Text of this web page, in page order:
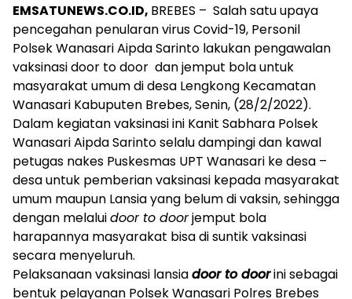
EMSATUNEWS.CO.ID, BREBES – Salah satu upaya
pencegahan penularan virus Covid-19, Personil
Polsek Wanasari Aipda Sarinto lakukan pengawalan
vaksinasi door to door dan jemput bola untuk
masyarakat umum di desa Lengkong Kecamatan
Wanasari Kabuputen Brebes, Senin, (28/2/2022).
Dalam kegiatan vaksinasi ini Kanit Sabhara Polsek
Wanasari Aipda Sarinto selalu dampingi dan kawal
petugas nakes Puskesmas UPT Wanasari ke desa –
desa untuk pemberian vaksinasi kepada masyarakat
umum maupun Lansia yang belum di vaksin, sehingga
dengan melaluidoor to doorjemput bola
harapannya masyarakat bisa di suntik vaksinasi
secara menyeluruh.
Pelaksanaan vaksinasi lansiadoor to doorini sebagai
bentuk pelayanan Polsek Wanasari Polres Brebes